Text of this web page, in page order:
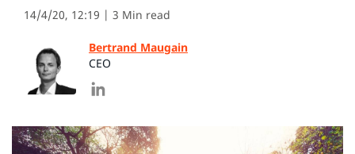
14/4/20, 12:19 | 3 Min read
Bertrand Maugain
CEO